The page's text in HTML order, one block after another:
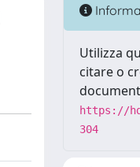
Utilizza
citare o
https://
304